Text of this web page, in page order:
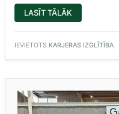
LASĪT TĀLĀK
AR
KOLEDŽAS
IEVIETOTS KARJERAS IZGLĪTĪBA